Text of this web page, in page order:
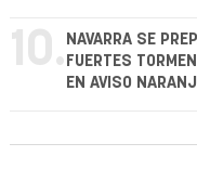
10. NAVARRA SE
FUERTES
EN AVISO